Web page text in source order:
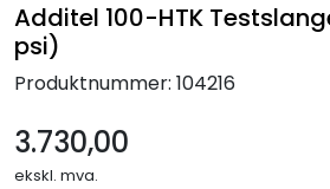
Additel 100-HTK
psi)
Produktnummer: 104216
3.730,00
ekskl. mva.
Navigasjon & Kommunikasjon
Maskinvern & Instrumentering